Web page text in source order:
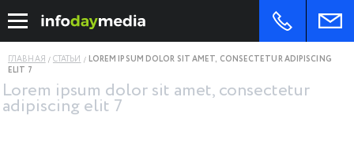
ГЛАВНАЯ СТАТЬИ
LOREM IPSUM DOLOR SIT AMET, CONSECTETUR ADIPISCING
ELIT 7
Lorem ipsum dolor sit amet, consectetur
adipiscing elit 7